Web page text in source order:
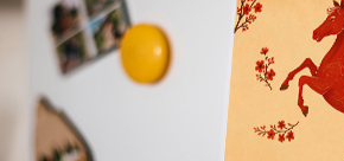
Выберите из списка: